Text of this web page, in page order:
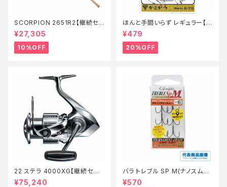
SCORPION 2651R2【継続セ
ール_ロッド】【10】
¥27,305
10%OFF
ほんと手間いらず レギュラー【特
価仕掛】【20】
¥479
20%OFF
22 ステラ 4000XG【継続セー
ル_リール】【10】
¥75,240
バラ トレブル SP M(ナノスムー
スコート)【特価仕掛】【20】
¥570